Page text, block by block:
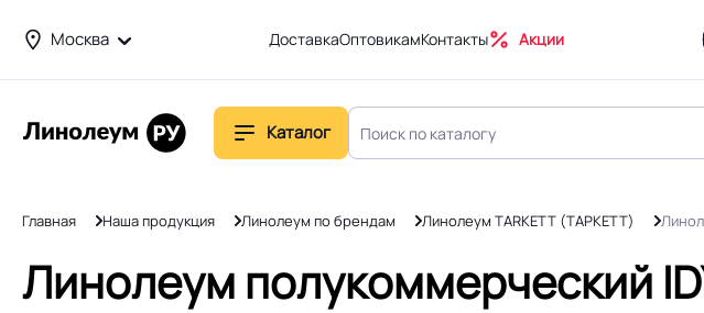
Москва ДоставкаОптовикамКонтакты Акции
Каталог
Главная Наша продукция Линолеум по брендам Линолеум TARKETT (ТАРКЕТТ)
Линолеум полукоммерческий